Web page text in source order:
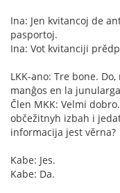
Ina: Jen kvitancoj de
pasportoj.
Ina: Vot kvitanciji
LKK-ano: Tre bone.
manĝos en la
Člen MKK: Velmi
občežitnyh izbah i
informacija jest věrna?
Kabe: Jes.
Kabe: Da.